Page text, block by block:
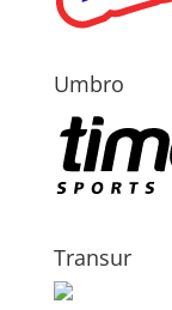
Umbro
Transur